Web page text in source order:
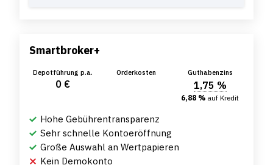
Smartbroker+
Depotführung p.a.
0 €
Orderkosten Guthabenzins
1,75 %
6,88 % auf Kredit
Hohe Gebührentransparenz
Sehr schnelle Kontoeröffnung
Große Auswahl an Wertpapieren
Kein Demokonto